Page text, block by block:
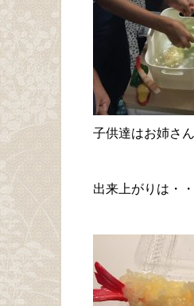
子供達はお姉さ
出来上がりは・・